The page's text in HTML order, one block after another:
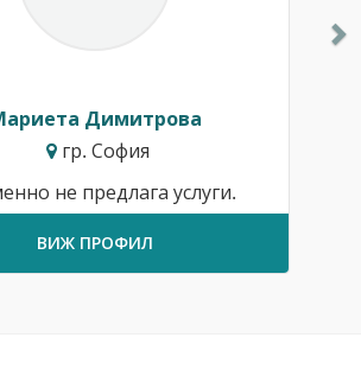
Димитрова
гр. София
не предлага услуги.
ВИЖ ПРОФИЛ